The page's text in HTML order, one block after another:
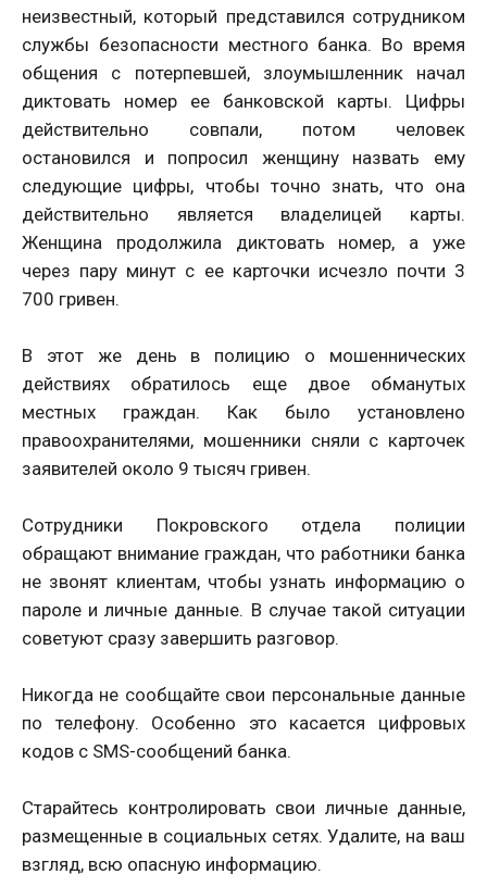
неизвестный, который представился сотрудником
службы безопасности местного банка. Во время
общения с потерпевшей, злоумышленник начал
диктовать номер ее банковской карты. Цифры
действительно совпали, потом человек
остановился и попросил женщину назвать ему
следующие цифры, чтобы точно знать, что она
действительно является владелицей карты.
Женщина продолжила диктовать номер, а уже
через пару минут с ее карточки исчезло почти 3
700 гривен.
В этот же день в полицию о мошеннических
действиях обратилось еще двое обманутых
местных граждан. Как было установлено
правоохранителями, мошенники сняли с карточек
заявителей около 9 тысяч гривен.
Сотрудники Покровского отдела полиции
обращают внимание граждан, что работники банка
не звонят клиентам, чтобы узнать информацию о
пароле и личные данные. В случае такой ситуации
советуют сразу завершить разговор.
Никогда не сообщайте свои персональные данные
по телефону. Особенно это касается цифровых
кодов с SMS-сообщений банка.
Старайтесь контролировать свои личные данные,
размещенные в социальных сетях. Удалите, на ваш
взгляд, всю опасную информацию.